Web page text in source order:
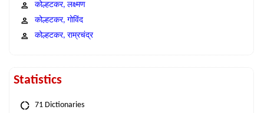
कोल्हटकर, लक्ष्मण
कोल्हटकर, गोविंद
कोल्हटकर, राम्रचंद्र
Statistics
71 Dictionaries